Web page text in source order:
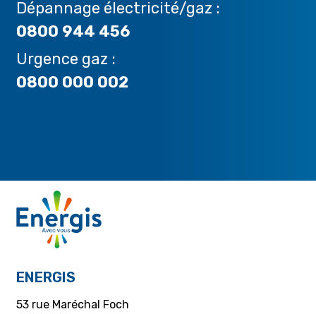
Dépannage électricité/gaz :
0800 944 456
Urgence gaz :
0800 000 002
ENERGIS
53 rue Maréchal Foch